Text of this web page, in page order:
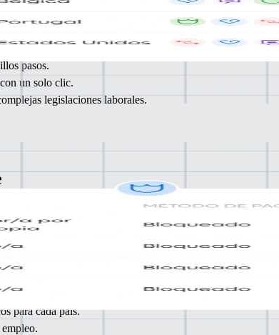
pasos.
un solo clic.
legislaciones laborales.
para cada país.